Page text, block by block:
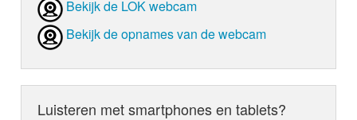
Bekijk de LOK webcam
Bekijk de opnames van de webcam
Luisteren met smartphones en tablets?